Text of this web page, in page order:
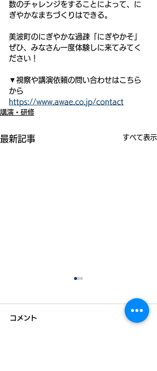
数のチャレンジをすることによって、に
ぎやかなまちづくりはできる。
美波町のにぎやかな過疎「にぎやかそ」
ぜひ、みなさん一度体験しに来てみてく
ださい！
▼視察や講演依頼の問い合わせはこちら
から
https://www.awae.co.jp/contact
講演・研修
最新記事 すべて表示
コメント